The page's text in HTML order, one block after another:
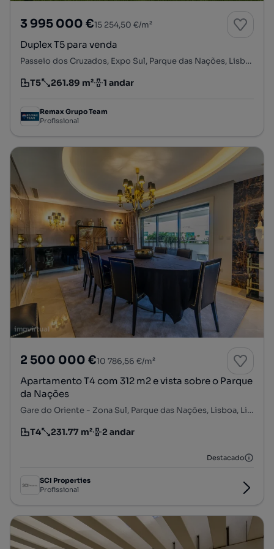
3 995 000 €15 254,50 €/m²
Duplex T5 para venda
Passeio dos Cruzados, Expo Sul, Parque das Nações, Lisboa, Lisboa
Tipologia
T5
Preço por metro quadrado
261.89 m²
Andar 1 andar
Remax Grupo Team
Profissional
2 500 000 €10 786,56 €/m²
Apartamento T4 com 312 m2 e vista sobre o Parque
da Nações
Gare do Oriente - Zona Sul, Parque das Nações, Lisboa, Lisboa
Tipologia
T4
Preço por metro quadrado
231.77 m²
Andar 2 andar
Destacado
SCI Properties
Profissional